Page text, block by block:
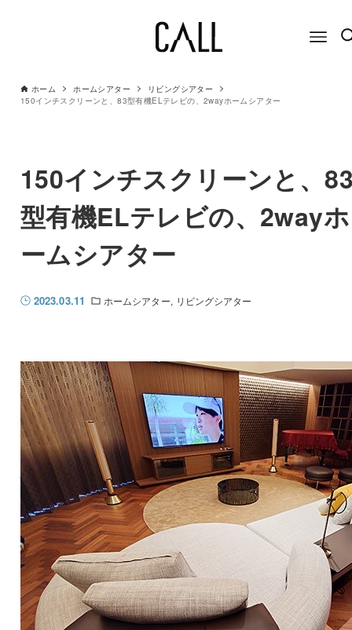
ホーム ホームシアター
リビングシアター
150インチスクリーンと、83型有機ELテレビの、2wayホームシアター
150インチスクリーンと、
型有機ELテレビの、2wayホ
ームシアター
2023.03.11 ホームシアター リビングシアター